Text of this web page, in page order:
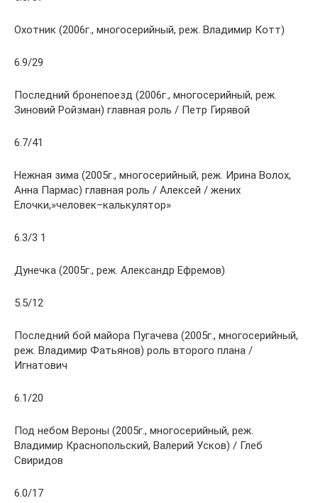
Охотник (2006г., многосерийный, реж. Владимир Котт)
6.9/29
Последний бронепоезд (2006г., многосерийный, реж.
Зиновий Ройзман) главная роль / Петр Гирявой
6.7/41
Нежная зима (2005г., многосерийный, реж. Ирина Волох,
Анна Пармас) главная роль / Алексей / жених
Елочки,»человек–калькулятор»
6.3/3 1
Дунечка (2005г., реж. Александр Ефремов)
5.5/12
Последний бой майора Пугачева (2005г., многосерийный,
реж. Владимир Фатьянов) роль второго плана /
Игнатович
6.1/20
Под небом Вероны (2005г., многосерийный, реж.
Владимир Краснопольский, Валерий Усков) / Глеб
Свиридов
6.0/17